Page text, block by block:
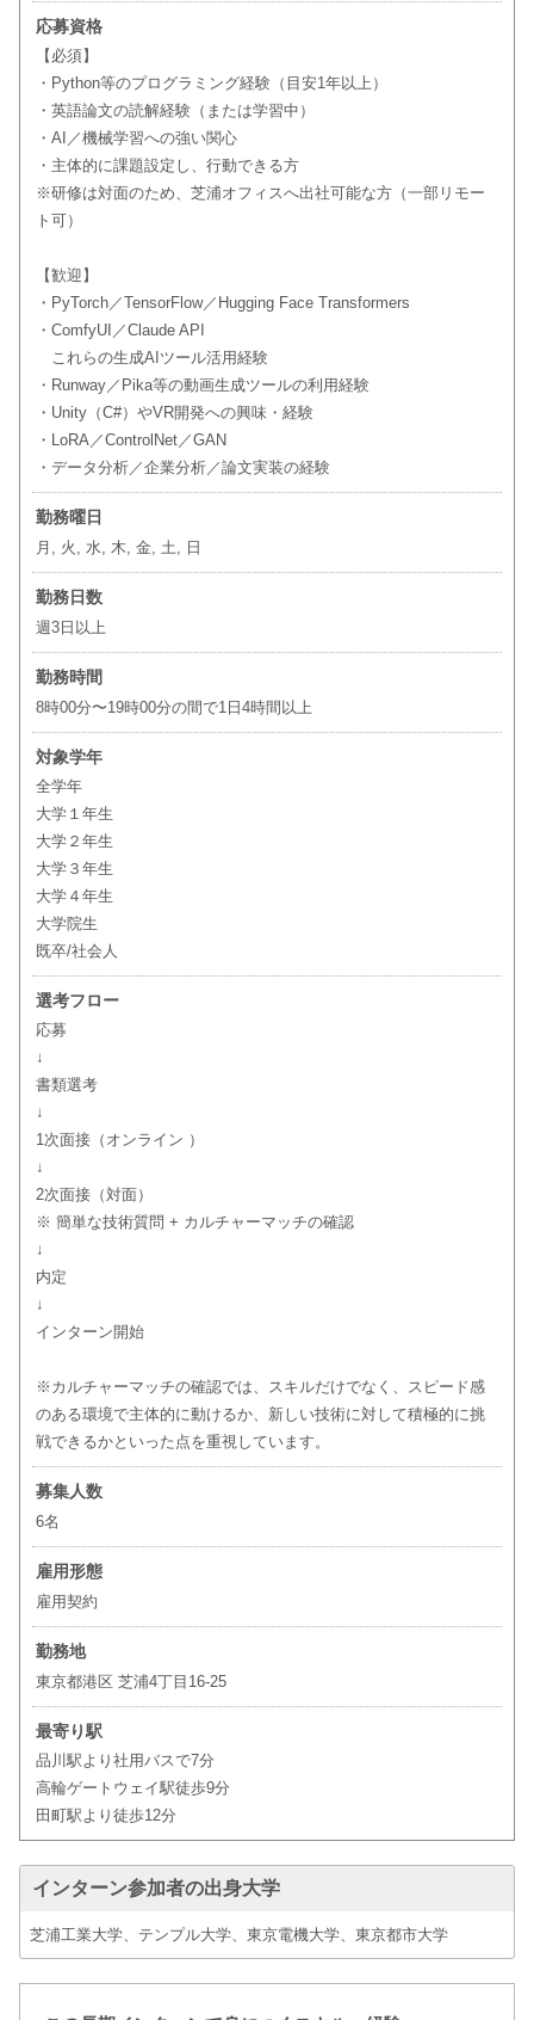
応募資格
【必須】
・Python等のプログラミング経験（目安1年以上）
・英語論文の読解経験（または学習中）
・AI／機械学習への強い関心
・主体的に課題設定し、行動できる方
※研修は対面のため、芝浦オフィスへ出社可能な方（一部リモー
ト可）
【歓迎】
・PyTorch／TensorFlow／Hugging Face Transformers
・ComfyUI／Claude API
これらの生成AIツール活用経験
・Runway／Pika等の動画生成ツールの利用経験
・Unity（C#）やVR開発への興味・経験
・LoRA／ControlNet／GAN
・データ分析／企業分析／論文実装の経験
勤務曜日
月, 火, 水, 木, 金, 土, 日
勤務日数
週3日以上
勤務時間
8時00分〜19時00分の間で1日4時間以上
対象学年
全学年
大学１年生
大学２年生
大学３年生
大学４年生
大学院生
既卒/社会人
選考フロー
応募
↓
書類選考
↓
1次面接（オンライン ）
↓
2次面接（対面）
※ 簡単な技術質問 + カルチャーマッチの確認
↓
内定
↓
インターン開始
※カルチャーマッチの確認では、スキルだけでなく、スピード感
のある環境で主体的に動けるか、新しい技術に対して積極的に挑
戦できるかといった点を重視しています。
募集人数
6名
雇用形態
雇用契約
勤務地
東京都港区 芝浦4丁目16-25
最寄り駅
品川駅より社用バスで7分
高輪ゲートウェイ駅徒歩9分
田町駅より徒歩12分
インターン参加者の出身大学
芝浦工業大学、テンプル大学、東京電機大学、東京都市大学